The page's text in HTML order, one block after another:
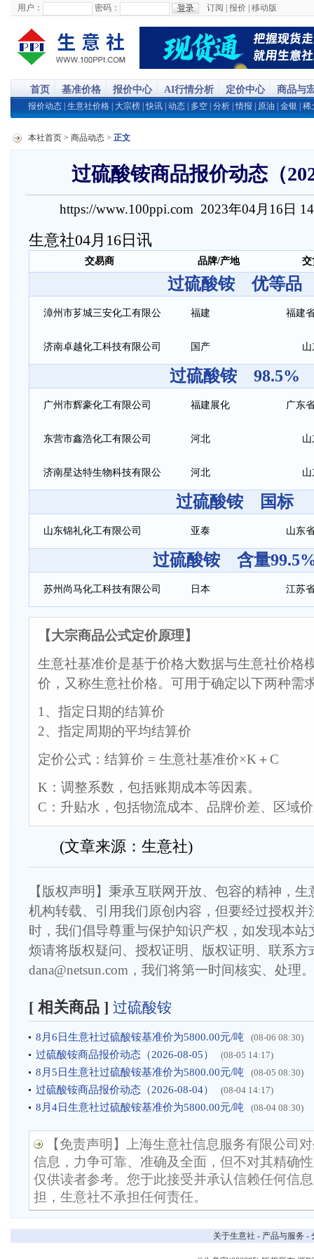
用户： 密码： 订阅 报价 移动版
首页 基准价格 报价中心 AI行情分析 定价中心 商品与
报价动态 生意社价格 大宗榜 |快讯 动态 多空 分析 |情报 原油 金银 稀
本社首页 > 商品动态 > 正文
过硫酸铵商品报价动态（
https://www.100ppi.com 2023年04月16日
生意社04月16日讯
交易商 品牌/产地 交
过硫酸铵 优等品
漳州市芗城三安化工有限公
司
福建 福建
济南卓越化工科技有限公司 国产
过硫酸铵 98.5%
广州市辉豪化工有限公司 福建展化 广东
东营市鑫浩化工有限公司 河北
济南星达特生物科技有限公 河北
过硫酸铵 国标
山东锦礼化工有限公司 亚泰 山东
过硫酸铵 含量
苏州尚马化工科技有限公司 日本 江苏
【大宗商品公式定价原理】
生意社基准价是基于价格大数据与生意社价格
价，又称生意社价格。可用于确定以下两种需
1、指定日期的结算价
2、指定周期的平均结算价
定价公式：结算价 = 生意社基准价×K＋C
K：调整系数，包括账期成本等因素。
C：升贴水，包括物流成本、品牌价差、区域
(文章来源：生意社)
【版权声明】秉承互联网开放、包容的精神，
机构转载、引用我们原创内容，但要经过授权并
时，我们倡导尊重与保护知识产权，如发现本
烦请将版权疑问、授权证明、版权证明、联系方
dana@netsun.com，我们将第一时间核实、处理。
[ 相关商品 ] 过硫酸铵
8月6日生意社过硫酸铵基准价为5800.00元/吨 (08-06 08:30)
过硫酸铵商品报价动态（2026-08-05） (08-05 14:17)
8月5日生意社过硫酸铵基准价为5800.00元/吨 (08-05 08:30)
过硫酸铵商品报价动态（2026-08-04） (08-04 14:17)
8月4日生意社过硫酸铵基准价为5800.00元/吨 (08-04 08:30)
【免责声明】上海生意社信息服务有限公司
信息，力争可靠、准确及全面，但不对其精确
仅供读者参考。您于此接受并承认信赖任何信
担，生意社不承担任何责任。
关于生意社 - 产品与服务 -